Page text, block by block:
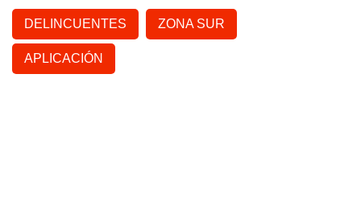
DELINCUENTES ZONA SUR
APLICACIÓN